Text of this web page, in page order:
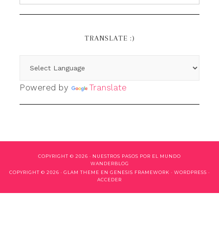
TRANSLATE :)
Powered by Translate
COPYRIGHT © 2026 · NUESTROS PASOS POR EL MUNDO
WANDERBLOG
COPYRIGHT © 2026 · GLAM THEME EN GENESIS FRAMEWORK · WORDPRESS ·
ACCEDER